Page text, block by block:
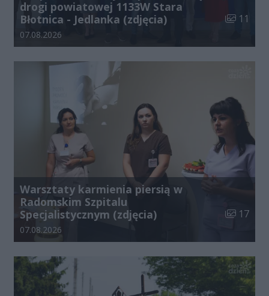
drogi powiatowej 1133W Stara
Błotnica - Jedlanka (zdjęcia)
Liczba
11
Data dodania galerii:
07.08.2026
Warsztaty karmienia piersią w
Radomskim Szpitalu
Specjalistycznym (zdjęcia)
Liczba
17
Data dodania galerii:
07.08.2026